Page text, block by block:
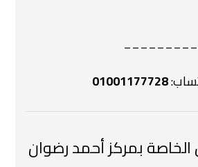
_________
01001177728
الخاصة بمركز أحمد رضوان